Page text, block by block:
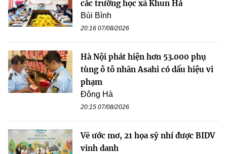
các trường học xã Khun Há
Bùi Bình
20:16 07/08/2026
Hà Nội phát hiện hơn 53.000 phụ
tùng ô tô nhãn Asahi có dấu hiệu vi
phạm
Đông Hà
20:15 07/08/2026
Vẽ ước mơ, 21 họa sỹ nhí được BIDV
vinh danh